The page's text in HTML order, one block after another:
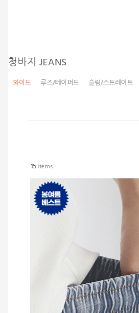
청바지 JEANS
와이드 루즈/테이퍼드 슬림/스트레이트
15 items.